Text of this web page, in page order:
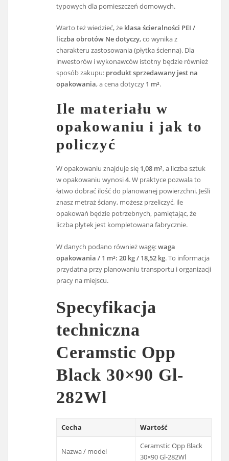
typowych dla pomieszczeń domowych.
Warto też wiedzieć, że klasa ścieralności PEI /
liczba obrotów Ne dotyczy, co wynika z
charakteru zastosowania (płytka ścienna). Dla
inwestorów i wykonawców istotny będzie również
sposób zakupu: produkt sprzedawany jest na
opakowania, a cena dotyczy 1 m².
Ile materiału w
opakowaniu i jak to
policzyć
W opakowaniu znajduje się 1,08 m², a liczba sztuk
w opakowaniu wynosi4. W praktyce pozwala to
łatwo dobrać ilość do planowanej powierzchni. Jeśli
znasz metraż ściany, możesz przeliczyć, ile
opakowań będzie potrzebnych, pamiętając, że
liczba płytek jest kompletowana fabrycznie.
W danych podano również wagę:waga
opakowania / 1 m²: 20 kg / 18,52 kg. To informacja
przydatna przy planowaniu transportu i organizacji
pracy na miejscu.
Specyfikacja
techniczna
Ceramstic Opp
Black 30×90 Gl-
282Wl
Cecha Wartość
Nazwa / model
Ceramstic Opp Black
30×90 Gl-282Wl